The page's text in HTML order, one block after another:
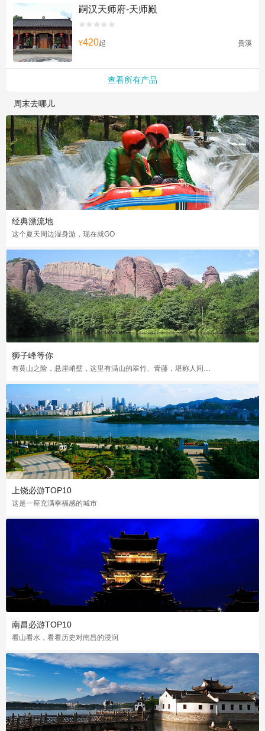
嗣汉天师府-天师殿


¥420起 贵溪
查看所有产品
周末去哪儿
经典漂流地
这个夏天周边湿身游，现在就GO
狮子峰等你
有黄山之险，悬崖峭壁，这里有满山的翠竹、青藤，堪称人间仙境世外桃源
上饶必游TOP10
这是一座充满幸福感的城市
南昌必游TOP10
看山看水，看看历史对南昌的浸润